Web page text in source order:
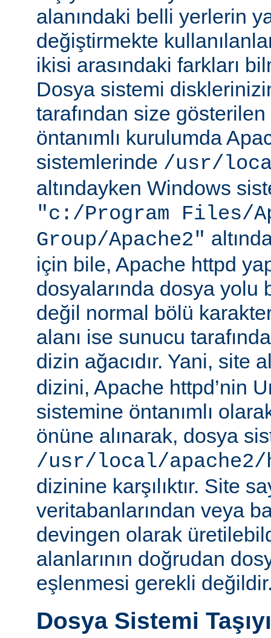
alanındaki belli yerlerin
değiştirmekte
ikisi arasındaki farkları
Dosya sistemi
tarafından size
öntanımlı kurulumda
sistemlerinde /usr/
altındayken Windows
"c:/Program Files/
Group/Apache2"
için bile, Apache httpd
dosyalarında dosya yolu
değil normal bölü
alanı ise sunucu
dizin ağacıdır. Yani, site
dizini, Apache httpd’nin
sistemine öntanımlı
önüne alınarak, dosya
/usr/local/
dizinine karşılıktır. Site
veritabanlarından veya
devingen olarak
alanlarının doğrudan
eşlenmesi gerekli
Dosya Sistemi